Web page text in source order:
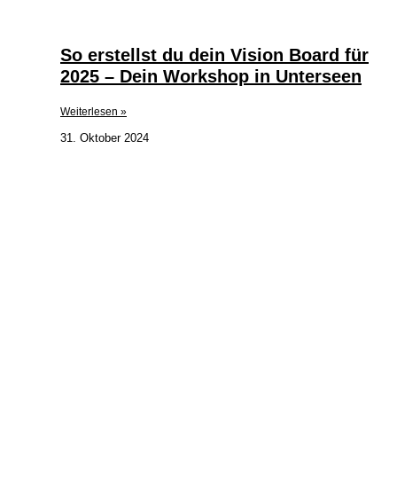
So erstellst du dein Vision Board für
2025 – Dein Workshop in Unterseen
Weiterlesen »
31. Oktober 2024